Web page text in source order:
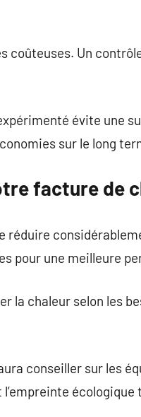
coûteuses. Un
évite une
sur le long
facture de
pour une meilleure
la chaleur selon les
conseiller sur les